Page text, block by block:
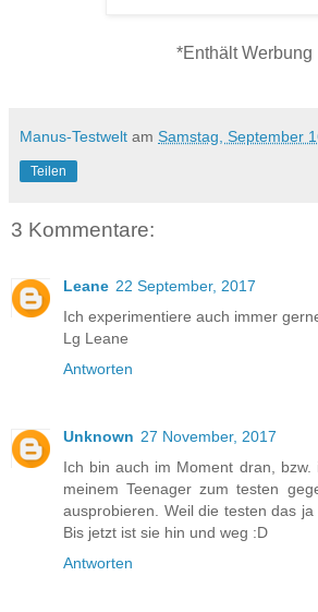
*Enthält Werbung
Manus-Testwelt am Samstag, September
Teilen
3 Kommentare:
Leane 22 September, 2017
Ich experimentiere auch immer
Lg Leane
Antworten
Unknown 27 November, 2017
Ich bin auch im Moment dran, bzw.
meinem Teenager zum testen
ausprobieren. Weil die testen das
Bis jetzt ist sie hin und weg :D
Antworten